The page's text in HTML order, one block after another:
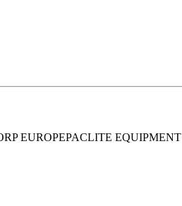
EUROPEPACLITE EQUIPMENT